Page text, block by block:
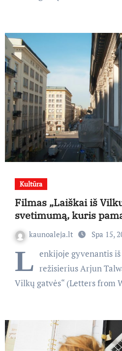
Kultūra
Filmas „Laiškai iš
svetimumą, kuris
kaunoaleja.lt Spa 15,
L enkijoje gyvenantis
režisierius Arjun
Vilkų gatvės“ (Letters from